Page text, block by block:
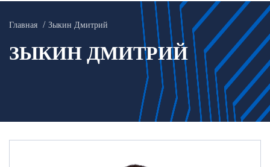
Главная Зыкин Дмитрий
ЗЫКИН ДМИТРИЙ